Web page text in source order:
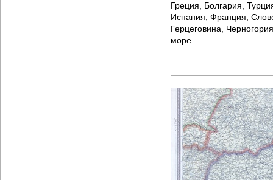
Греция, Болгария,
Испания, Франция,
Герцеговина,
море